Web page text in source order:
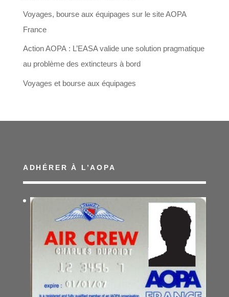
Voyages, bourse aux équipages sur le site AOPA
France
Action AOPA : L’EASA valide une solution pragmatique
au problème des extincteurs à bord
Voyages et bourse aux équipages
ADHÉRER À L’AOPA